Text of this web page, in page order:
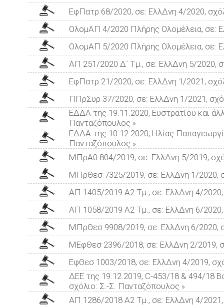
ΕφΠατρ 68/2020, σε: ΕλλΔνη 4/2020,
ΟλομΑΠ 4/2020 Πλήρης Ολομέλεια, σε:
ΟλομΑΠ 5/2020 Πλήρης Ολομέλεια, σε:
ΑΠ 251/2020 Δ΄ Τμ., σε: ΕλλΔνη 5/2020,
ΕφΠατρ 21/2020, σε: ΕλλΔνη 1/2021,
ΠΠρΣυρ 37/2020, σε: ΕλλΔνη 1/2021,
ΕΔΔΑ της 19.11.2020, Ευστρατίου και
Πανταζόπουλος »
ΕΔΔΑ της 10.12.2020, Ηλίας
Πανταζόπουλος »
ΜΠρΑθ 804/2019, σε: ΕλλΔνη 5/2019,
ΜΠρΘεσ 7325/2019, σε: ΕλλΔνη 1/2020,
ΑΠ 1405/2019 Α2 Τμ., σε: ΕλλΔνη 4/
ΑΠ 1058/2019 Α2 Τμ., σε: ΕλλΔνη 6/
ΜΠρΘεσ 9908/2019, σε: ΕλλΔνη 6/2020,
ΜΕφΘεσ 2396/2018, σε: ΕλλΔνη 2/2019,
ΕφΘεσ 1003/2018, σε: ΕλλΔνη 4/2019,
ΔΕΕ της 19.12.2019, C-453/18 & 494/18
σχόλιο: Σ.-Σ. Πανταζόπουλος »
ΑΠ 1286/2018 Α2 Τμ., σε: ΕλλΔνη 4/